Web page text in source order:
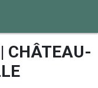
CHÂTEAU-